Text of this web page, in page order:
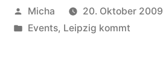
Veröffentlicht
von
Micha
20. Oktober 2009
Veröffentlicht
Events, Leipzig kommt